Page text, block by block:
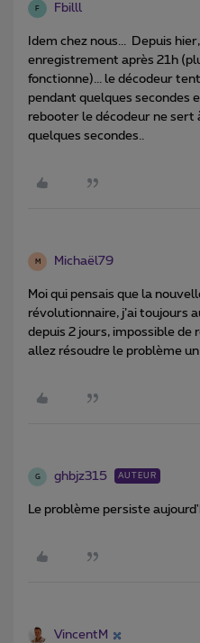
F Fbilll
Idem chez nous... Depuis
enregistrement après 21h
fonctionne)... le décodeur
pendant quelques secondes
rebooter le décodeur ne sert
quelques secondes..
M Michaël79
Moi qui pensais que la
révolutionnaire, j’ai toujours
depuis 2 jours, impossible de
allez résoudre le problème
G ghbjz315 AUTEUR
Le problème persiste
VincentM